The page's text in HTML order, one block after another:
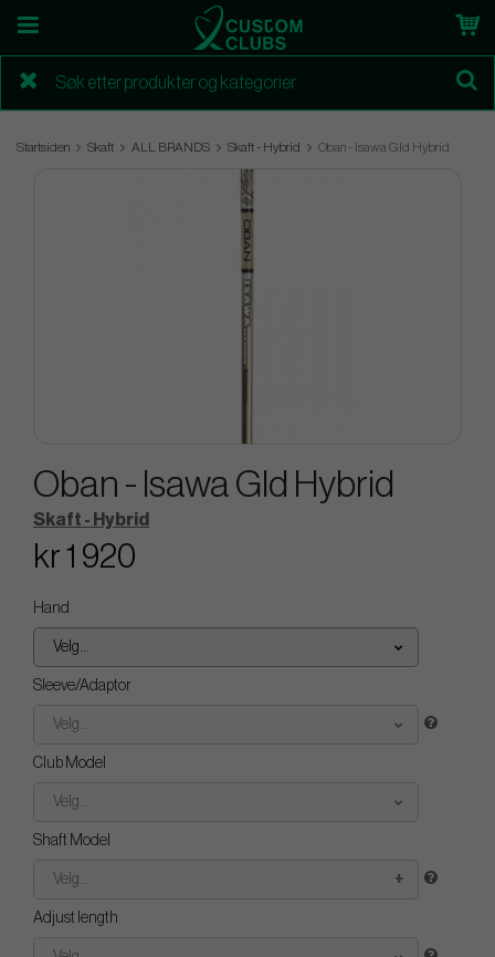
Startsiden Skaft ALL BRANDS Skaft - Hybrid Oban - Isawa Gld Hybrid
Oban - Isawa Gld Hybrid
Skaft - Hybrid
kr 1 920
Hand
Velg...
Sleeve/Adaptor
Velg...
Club Model
Velg...
Shaft Model
Velg...
Adjust length